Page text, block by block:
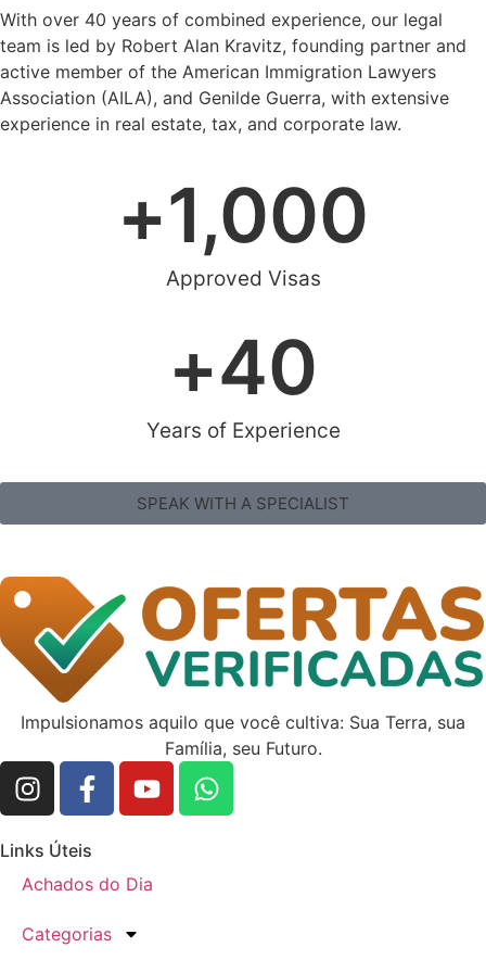
With over 40 years of combined experience, our legal
team is led by Robert Alan Kravitz, founding partner and
active member of the American Immigration Lawyers
Association (AILA), and Genilde Guerra, with extensive
experience in real estate, tax, and corporate law.
Approved Visas
+1,000
Years of Experience
+40
SPEAK WITH A SPECIALIST
Impulsionamos aquilo que você cultiva: Sua Terra, sua
Família, seu Futuro.
Links Úteis
Achados do Dia
Categorias